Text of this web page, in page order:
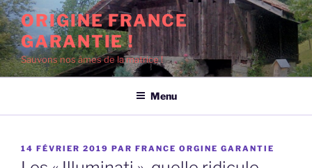
Aller
au
contenu
principal
ORIGINE FRANCE
GARANTIE !
Sauvons nos âmes de la matrice !
Menu
PUBLIÉ
LE
14 FÉVRIER 2019 PAR FRANCE ORGINE GARANTIE